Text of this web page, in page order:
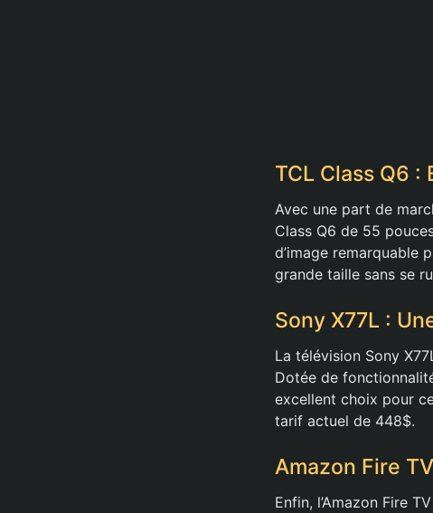
TCL Class Q6
Avec une part de
Class Q6 de 55
d’image remarquable
grande taille sans se
Sony X77L :
La télévision Sony
Dotée de
excellent choix pour
tarif actuel de 448$.
Amazon Fire
Enfin, l’Amazon Fire